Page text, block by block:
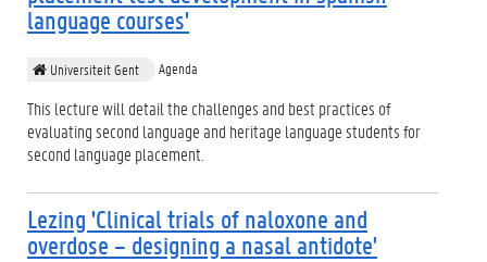
language courses'
Universiteit Gent Agenda
This lecture will detail the challenges and best practices of
evaluating second language and heritage language students for
second language placement.
Lezing 'Clinical trials of naloxone and
overdose – designing a nasal antidote'